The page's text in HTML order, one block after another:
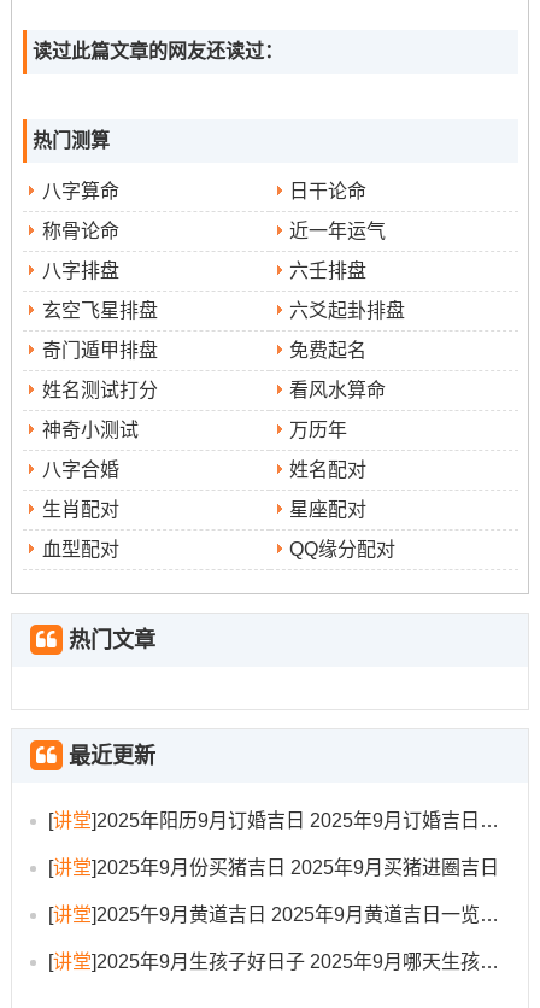
◆宜:嫁娶 领证 出行 拆卸 修造 动土 移徙 破土 修坟 立碑
◆
◆九星吉凶:天赦日
✓ 强效匹配：嫁娶、领证、修造
✓ 附加吉兆：交易、立券、祈福
✗ 首要规避:开仓、安床
✗ 次要规避：掘井
财位：正东（宜放置流水饰物）
喜神:东北（利于签约订盟）
吉时:申时（15:00-17:00）
◆公历:2025年9月17日星期三
◆天干地支：乙巳 乙酉 己丑
冲:冲羊煞东（癸未）| 岁破方位:东
◆ 九星吉凶:五黄天符土星
读过此篇文章的网友还读过：
热门测算
八字算命
日干论命
称骨论命
近一年运气
八字排盘
六壬排盘
玄空飞星排盘
六爻起卦排盘
奇门遁甲排盘
免费起名
姓名测试打分
看风水算命
神奇小测试
万历年
八字合婚
姓名配对
生肖配对
星座配对
血型配对
QQ缘分配对
热门文章
最近更新
[讲堂]2025年阳历9月订婚吉日 2025年9月订婚吉日有哪几天
[讲堂]2025年9月份买猪吉日 2025年9月买猪进圈吉日
[讲堂]2025午9月黄道吉日 2025年9月黄道吉日一览表大全
[讲堂]2025年9月生孩子好日子 2025年9月哪天生孩子比较好